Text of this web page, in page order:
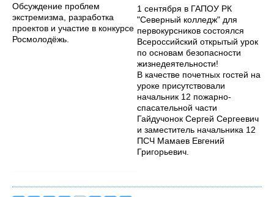
Обсуждение проблем
экстремизма, разработка
проектов и участие в конкурсе
Росмолодёжь.
1 сентября в ГАПОУ РК
"Северный колледж" для
первокурсников состоялся
Всероссийский открытый урок
по основам безопасности
жизнедеятельности!
В качестве почетных гостей на
уроке присутствовали
начальник 12 пожарно-
спасательной части
Гайдучонок Сергей Сергеевич
и заместитель начальника 12
ПСЧ Мамаев Евгений
Григорьевич.